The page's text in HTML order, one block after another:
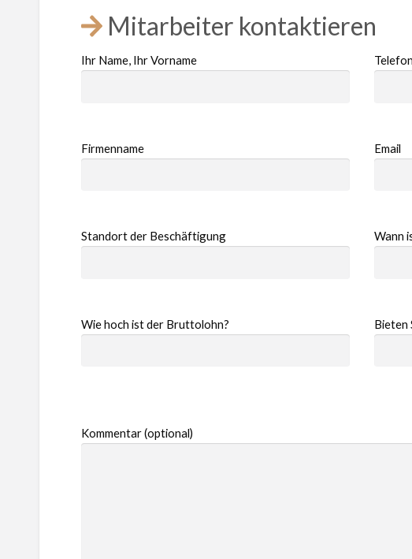
Mitarbeiter kontaktieren
Ihr Name, Ihr Vorname
Firmenname
Standort der Beschäftigung
Wie hoch ist der Bruttolohn?
Email
Wann
Bieten
Kommentar (optional)